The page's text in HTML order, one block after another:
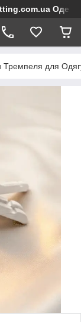
Одеса
Тремпеля для